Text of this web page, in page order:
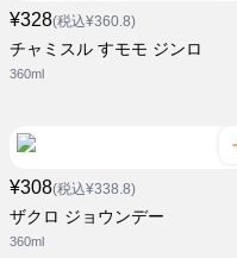
¥328(税込¥360.8)
チャミスル すモモ ジンロ
360ml
¥308(税込¥338.8)
ザクロ ジョウンデー
360ml